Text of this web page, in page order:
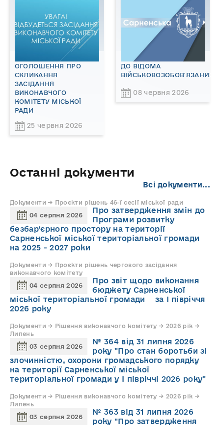
ОГОЛОШЕННЯ ПРО
СКЛИКАННЯ
ЗАСІДАННЯ
ВИКОНАВЧОГО
КОМІТЕТУ МІСЬКОЇ
РАДИ
25 червня 2026
ДО ВІДОМА
ВІЙСЬКОВОЗОБОВ'ЯЗАНИХ!
08 червня 2026
Останні документи
Всі документи...
Документи → Проєкти рішень 46-ї сесії міської ради
04 серпня 2026
Про затвердження змін до
Програми розвитку
безбар’єрного простору на території
Сарненської міської територіальної громади
на 2025 - 2027 роки
Документи → Проєкти рішень чергового засідання
виконавчого комітету
04 серпня 2026
Про звіт щодо виконання
бюджету Сарненської
міської територіальної громади за І півріччя
2026 року
Документи → Рішення виконавчого комітету → 2026 рік →
Липень
03 серпня 2026
№ 364 від 31 липня 2026
року "Про стан боротьби зі
злочинністю, охорони громадського порядку
на території Сарненської міської
територіальної громади у І півріччі 2026 року"
Документи → Рішення виконавчого комітету → 2026 рік →
Липень
03 серпня 2026
№ 363 від 31 липня 2026
року "Про затвердження